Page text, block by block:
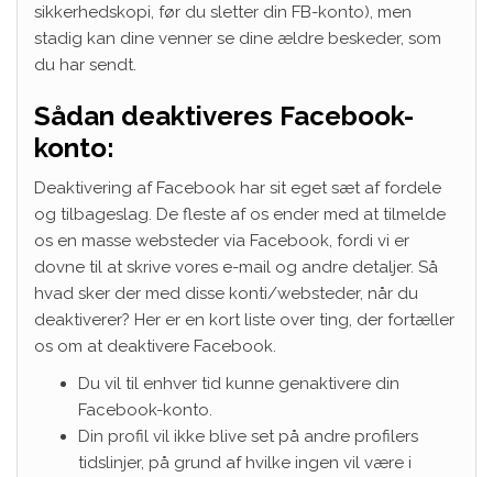
sikkerhedskopi, før du sletter din FB-konto), men
stadig kan dine venner se dine ældre beskeder, som
du har sendt.
Sådan deaktiveres Facebook-
konto:
Deaktivering af Facebook har sit eget sæt af fordele
og tilbageslag. De fleste af os ender med at tilmelde
os en masse websteder via Facebook, fordi vi er
dovne til at skrive vores e-mail og andre detaljer. Så
hvad sker der med disse konti/websteder, når du
deaktiverer? Her er en kort liste over ting, der fortæller
os om at deaktivere Facebook.
Du vil til enhver tid kunne genaktivere din
Facebook-konto.
Din profil vil ikke blive set på andre profilers
tidslinjer, på grund af hvilke ingen vil være i